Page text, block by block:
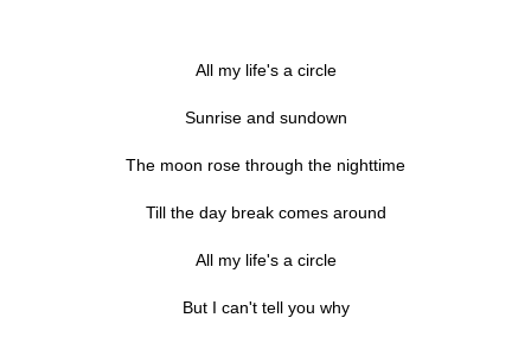
All my life's a circle
Sunrise and sundown
The moon rose through the nighttime
Till the day break comes around
All my life's a circle
But I can't tell you why